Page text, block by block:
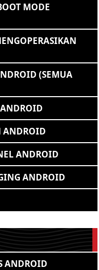
MODE
(SEMUA
ANDROID
ANDROID
ANDROID
ANDROID